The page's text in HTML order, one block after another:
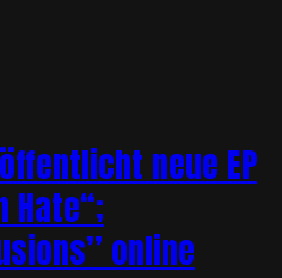
neue EP
Hate“;
online